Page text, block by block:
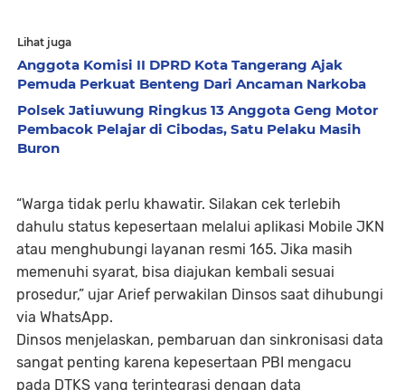
Lihat juga
Anggota Komisi II DPRD Kota Tangerang Ajak
Pemuda Perkuat Benteng Dari Ancaman Narkoba
Polsek Jatiuwung Ringkus 13 Anggota Geng Motor
Pembacok Pelajar di Cibodas, Satu Pelaku Masih
Buron
“Warga tidak perlu khawatir. Silakan cek terlebih
dahulu status kepesertaan melalui aplikasi Mobile JKN
atau menghubungi layanan resmi 165. Jika masih
memenuhi syarat, bisa diajukan kembali sesuai
prosedur,” ujar Arief perwakilan Dinsos saat dihubungi
via WhatsApp.
Dinsos menjelaskan, pembaruan dan sinkronisasi data
sangat penting karena kepesertaan PBI mengacu
pada DTKS yang terintegrasi dengan data